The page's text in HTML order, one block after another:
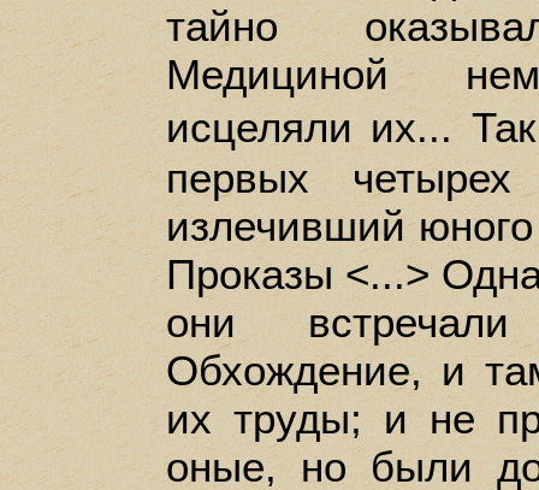
тайно
Медициной
исцеляли их...
первых
излечивший
Проказы <...>
они
Обхождение, и
их труды; и не
оные, но были